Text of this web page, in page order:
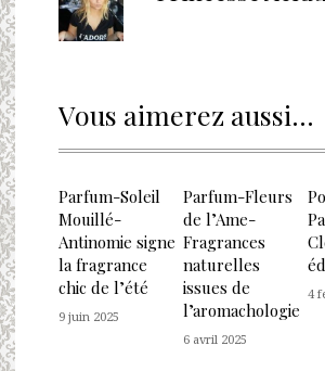
Vous aimerez aussi...
Parfum-Soleil
Mouillé-
Antinomie signe
la fragrance
chic de l’été
9 juin 2025
Parfum-Fleurs
de l’Ame-
Fragrances
naturelles
issues de
l’aromachologie
6 avril 2025
4